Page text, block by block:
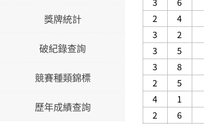
獎牌統計
破紀錄查詢
競賽種類錦標
歷年成績查詢
2
4
3
2
3
5
3
8
2
5
4
1
2
6